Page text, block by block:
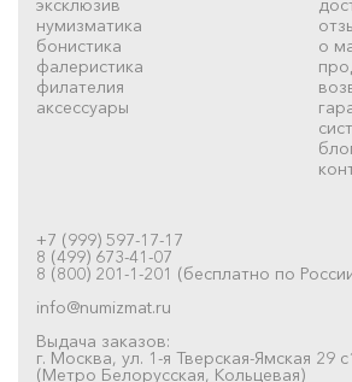
эксклюзив
нумизматика
бонистика
фалеристика
филателия
аксессуары
о
+7 (999) 597-17-17
8 (499) 673-41-07
8 (800) 201-1-201 (бесплатно по
info@numizmat.ru
Выдача заказов:
г. Москва, ул. 1-я Тверская-Ямская 29
(Метро Белорусская, Кольцевая)